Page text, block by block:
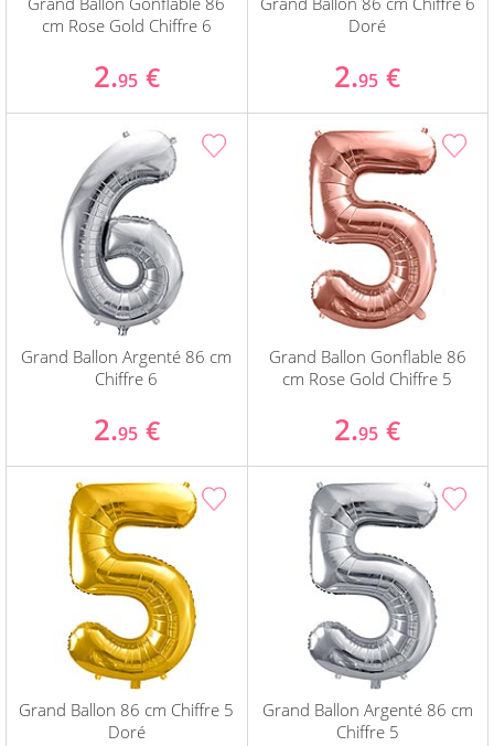
cm Rose Gold Chiffre 6
2.95 €
Doré
2.95 €
Grand Ballon Argenté 86 cm
Chiffre 6
2.95 €
Grand Ballon Gonflable 86
cm Rose Gold Chiffre 5
2.95 €
Grand Ballon 86 cm Chiffre 5
Doré
Grand Ballon Argenté 86 cm
Chiffre 5